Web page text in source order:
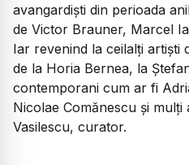
avangardiști din perioada
de Victor Brauner, Marcel
Iar revenind la ceilalți artiști
de la Horia Bernea, la
contemporani cum ar fi
Nicolae Comănescu și mulți
Vasilescu, curator.